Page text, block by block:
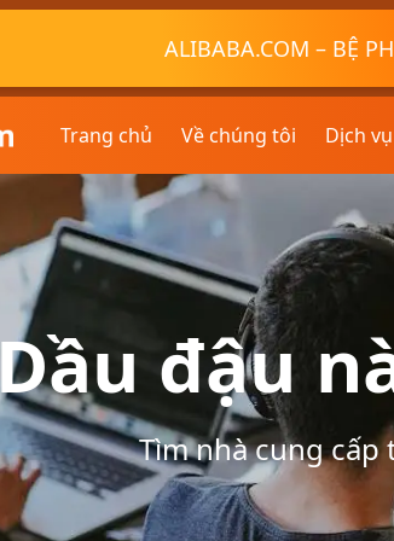
ALIBABA.COM – BỆ
Trang chủ Về chúng tôi Dịch vụ
Dầu đậu
Tìm nhà cung